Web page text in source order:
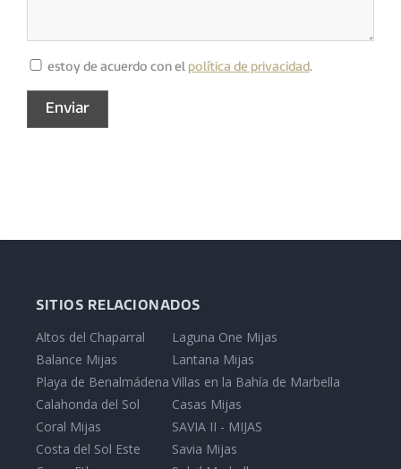
estoy de acuerdo con el política de privacidad.
SITIOS RELACIONADOS
Altos del Chaparral
Balance Mijas
Playa de Benalmádena
Calahonda del Sol
Coral Mijas
Costa del Sol Este
Laguna One Mijas
Lantana Mijas
Villas en la Bahía de Marbella
Casas Mijas
SAVIA II - MIJAS
Savia Mijas